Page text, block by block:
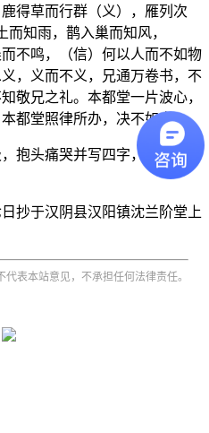
得草而行群（义），雁列次
知雨，鹊入巢而知风，
不鸣，（信）何以人而不如物
，义而不义，兄通万卷书，不
敬兄之礼。本都堂一片波心，
都堂照律所办，决不如宽！
抱头痛哭并写四字，贴于堂
抄于汉阴县汉阳镇沈兰阶堂上
表本站意见，不承担任何法律责任。